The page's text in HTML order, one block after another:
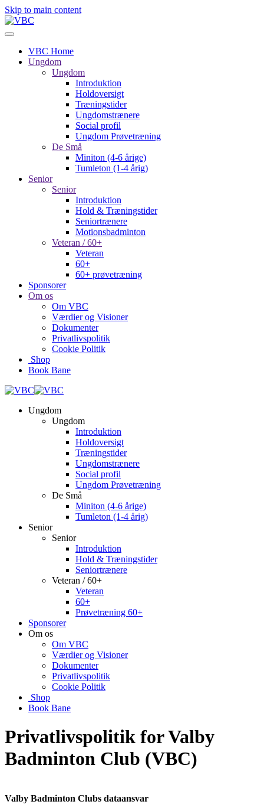
Skip to main content
VBC Home
Ungdom
Ungdom
Introduktion
Holdoversigt
Træningstider
Ungdomstrænere
Social profil
Ungdom Prøvetræning
De Små
Miniton (4-6 årige)
Tumleton (1-4 årig)
Senior
Senior
Introduktion
Hold & Træningstider
Seniortrænere
Motionsbadminton
Veteran / 60+
Veteran
60+
60+ prøvetræning
Sponsorer
Om os
Om VBC
Værdier og Visioner
Dokumenter
Privatlivspolitik
Cookie Politik
Shop
Book Bane
Ungdom
Ungdom
Introduktion
Holdoversigt
Træningstider
Ungdomstrænere
Social profil
Ungdom Prøvetræning
De Små
Miniton (4-6 årige)
Tumleton (1-4 årig)
Senior
Senior
Introduktion
Hold & Træningstider
Seniortrænere
Veteran / 60+
Veteran
60+
Prøvetræning 60+
Sponsorer
Om os
Om VBC
Værdier og Visioner
Dokumenter
Privatlivspolitik
Cookie Politik
Shop
Book Bane
Privatlivspolitik for Valby
Badminton Club (VBC)
Valby Badminton Clubs dataansvar